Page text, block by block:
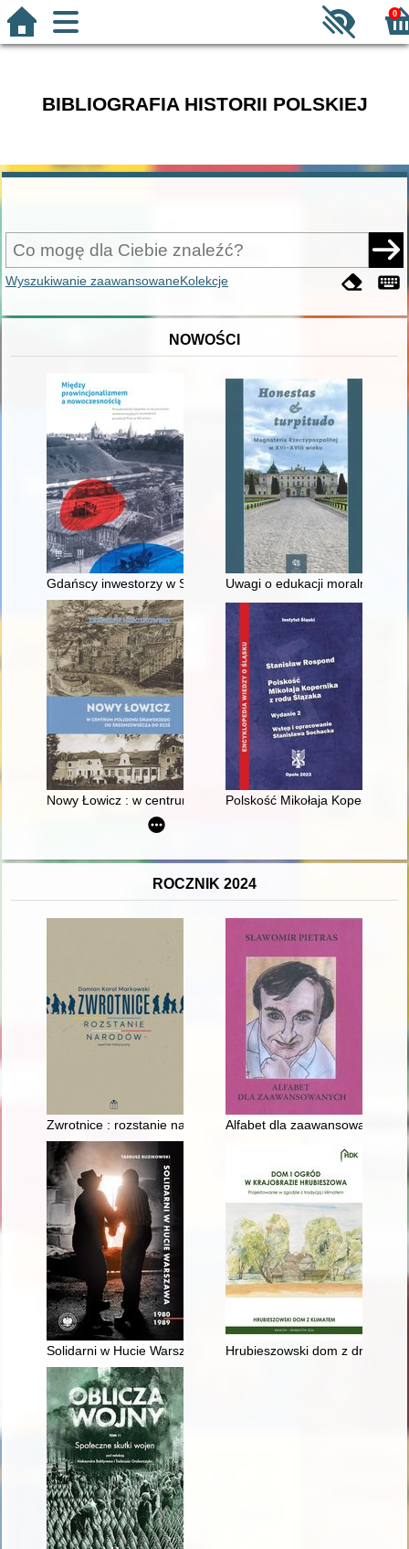
0
BIBLIOGRAFIA HISTORII POLSKIEJ
Wyszukiwanie zaawansowaneKolekcje
NOWOŚCI
Gdańscy inwestorzy w Sopocie : prestiż finansowy i
Uwagi o edukacji moralnej
Nowy Łowicz : w centrum poligonu drawskiego od
Polskość Mikołaja Kopernika z
ROCZNIK 2024
Zwrotnice : rozstanie narodów Alfabet dla zaawansowanych
Solidarni w Hucie Warszawa 1980-1989Hrubieszowski dom z drewna :